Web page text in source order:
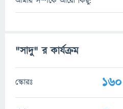
"সাদু" র কার্যক্রম
স্কোরঃ 160